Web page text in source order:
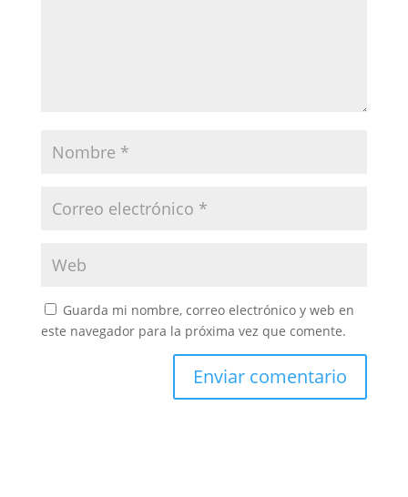
Guarda mi nombre, correo electrónico y web en
este navegador para la próxima vez que comente.